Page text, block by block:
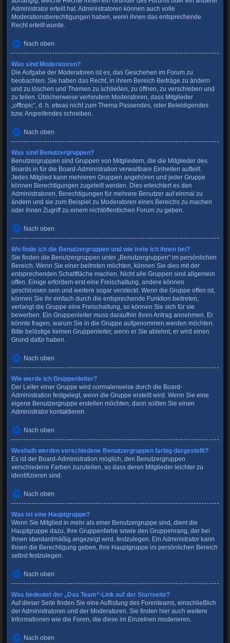
Administrator erteilt hat. Administratoren können auch volle
Moderationsberechtigungen haben, wenn ihnen das entsprechende
Recht erteilt wurde.
Nach oben
Was sind Moderatoren?
Die Aufgabe der Moderatoren ist es, das Geschehen im Forum zu
beobachten. Sie haben das Recht, in ihrem Bereich Beiträge zu ändern
und zu löschen und Themen zu schließen, zu öffnen, zu verschieben und
zu teilen. Üblicherweise verhindern Moderatoren, dass Mitglieder
„offtopic“, d. h. etwas nicht zum Thema Passendes, oder Beleidigendes
bzw. Angreifendes schreiben.
Nach oben
Was sind Benutzergruppen?
Benutzergruppen sind Gruppen von Mitgliedern, die die Mitglieder des
Boards in für die Board-Administration verwaltbare Einheiten aufteilt.
Jedes Mitglied kann mehreren Gruppen angehören und jeder Gruppe
können Berechtigungen zugeteilt werden. Dies erleichtert es den
Administratoren, Berechtigungen für mehrere Benutzer auf einmal zu
ändern und sie zum Beispiel zu Moderatoren eines Bereichs zu machen
oder ihnen Zugriff zu einem nichtöffentlichen Forum zu geben.
Nach oben
Wo finde ich die Benutzergruppen und wie trete ich ihnen bei?
Sie finden die Benutzergruppen unter „Benutzergruppen“ im persönlichen
Bereich. Wenn Sie einer beitreten möchten, können Sie dies mit der
entsprechenden Schaltfläche machen. Nicht alle Gruppen sind allgemein
offen. Einige erfordern erst eine Freischaltung, andere können
geschlossen sein und weitere sogar versteckt. Wenn die Gruppe offen ist,
können Sie ihr einfach durch die entsprechende Funktion beitreten;
verlangt die Gruppe eine Freischaltung, so können Sie sich für sie
bewerben. Ein Gruppenleiter muss daraufhin Ihren Antrag annehmen. Er
könnte fragen, warum Sie in die Gruppe aufgenommen werden möchten.
Bitte belästige keinen Gruppenleiter, wenn er Sie ablehnt, er wird einen
Grund dafür haben.
Nach oben
Wie werde ich Gruppenleiter?
Der Leiter einer Gruppe wird normalerweise durch die Board-
Administration festgelegt, wenn die Gruppe erstellt wird. Wenn Sie eine
eigene Benutzergruppe erstellen möchten, dann sollten Sie einen
Administrator kontaktieren.
Nach oben
Weshalb werden verschiedene Benutzergruppen farbig dargestellt?
Es ist der Board-Administration möglich, den Benutzergruppen
verschiedene Farben zuzuteilen, so dass deren Mitglieder leichter zu
identifizieren sind.
Nach oben
Was ist eine Hauptgruppe?
Wenn Sie Mitglied in mehr als einer Benutzergruppe sind, dient die
Hauptgruppe dazu, Ihre Gruppenfarbe sowie den Gruppenrang, der bei
Ihnen standardmäßig angezeigt wird, festzulegen. Ein Administrator kann
Ihnen die Berechtigung geben, Ihre Hauptgruppe im persönlichen Bereich
selbst festzulegen.
Nach oben
Was bedeutet der „Das Team“-Link auf der Startseite?
Auf dieser Seite finden Sie eine Auflistung des Forenteams, einschließlich
der Administratoren und der Moderatoren. Sie finden hier auch weitere
Informationen wie die Foren, die diese im Einzelnen moderieren.
Nach oben